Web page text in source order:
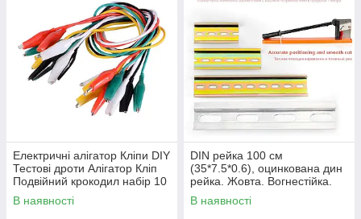
Електричні алігатор Кліпи DIY
Тестові дроти Алігатор Кліп
Подвійний крокодил набір 10
шт.
В наявності
DIN рейка 100 см
(35*7.5*0.6), оцинкована дин
рейка. Жовта. Вогнестійка.
Якість.
В наявності